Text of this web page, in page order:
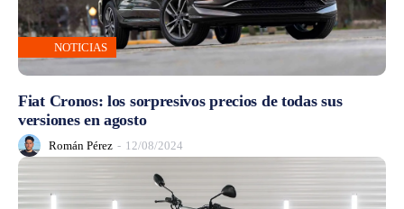
NOTICIAS
Fiat Cronos: los sorpresivos precios de todas sus
versiones en agosto
Román Pérez - 12/08/2024